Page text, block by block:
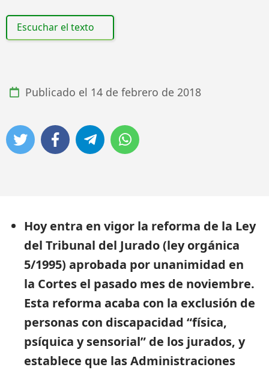
Escuchar el texto
Publicado el 14 de febrero de 2018
Hoy entra en vigor la reforma de la Ley
del Tribunal del Jurado (ley orgánica
5/1995) aprobada por unanimidad en
la Cortes el pasado mes de noviembre.
Esta reforma acaba con la exclusión de
personas con discapacidad “física,
psíquica y sensorial” de los jurados, y
establece que las Administraciones